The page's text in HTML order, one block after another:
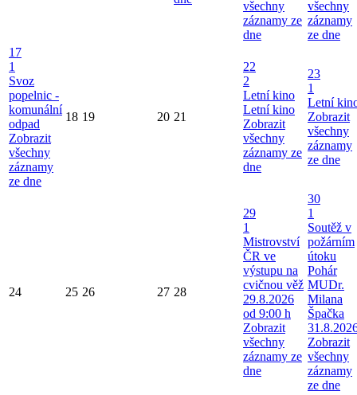
všechny
záznamy ze
dne
všechny
záznamy
ze dne
17
1
Svoz
popelnic -
komunální
odpad
Zobrazit
všechny
záznamy
ze dne
18 19 20 21
22
2
Letní kino
Letní kino
Zobrazit
všechny
záznamy ze
dne
23
1
Letní
Zobrazit
všechny
záznamy
ze dne
24 25 26 27 28
29
1
Mistrovství
ČR ve
výstupu na
cvičnou věž
29.8.2026
od 9:00 h
Zobrazit
všechny
záznamy ze
dne
30
1
Soutěž v
požárním
útoku
Pohár
MUDr.
Milana
Špačka
Zobrazit
všechny
záznamy
ze dne